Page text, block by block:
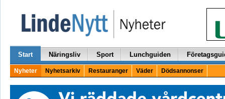
Start Näringsliv Sport Lunchguiden
Nyheter Nyhetsarkiv Restauranger Väder Dödsannonser